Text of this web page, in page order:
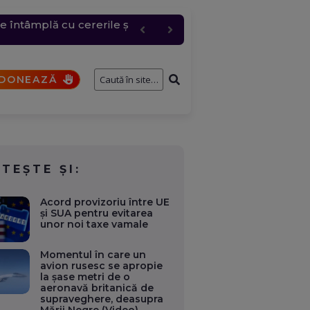
întâmplă cu cererile și
pentru „Anna”
de până la 4
de un elev
ȘI:
Acord provizoriu între UE
și SUA pentru evitarea
unor noi taxe vamale
Momentul în care un
avion rusesc se apropie
la șase metri de o
aeronavă britanică de
supraveghere, deasupra